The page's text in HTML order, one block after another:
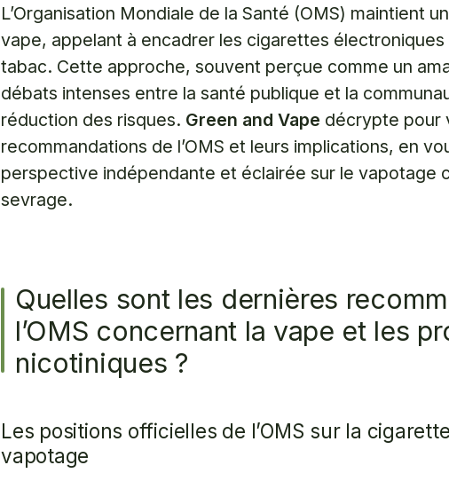
L’Organisation Mondiale de la Santé (OMS) maintient
vape, appelant à encadrer les cigarettes
tabac. Cette approche, souvent perçue comme un
débats intenses entre la santé publique et la
réduction des risques. Green and Vape décrypte pour
recommandations de l’OMS et leurs implications, en
perspective indépendante et éclairée sur le vapotage
sevrage.
Quelles sont les dernières
l’OMS concernant la vape et les
nicotiniques ?
Les positions officielles de l’OMS sur la
vapotage